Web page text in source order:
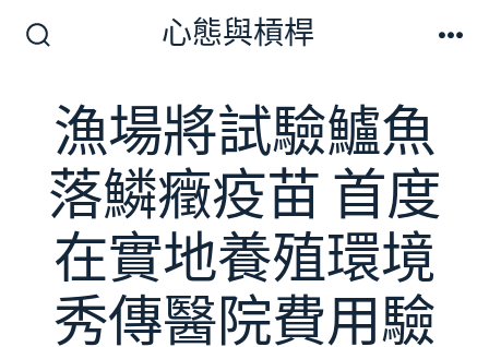
切
換
開
關
心態與槓桿
漁場將試驗鱸魚
落鱗癥疫苗 首度
在實地養殖環境
秀傳醫院費用驗